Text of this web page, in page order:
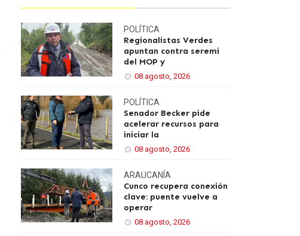
POLÍTICA
Regionalistas Verdes
apuntan contra seremi
del MOP y
08 agosto, 2026
POLÍTICA
Senador Becker pide
acelerar recursos para
iniciar la
08 agosto, 2026
ARAUCANÍA
Cunco recupera conexión
clave: puente vuelve a
operar
08 agosto, 2026